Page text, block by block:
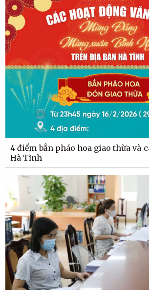
4 điểm bắn pháo hoa giao thừa và
Hà Tĩnh